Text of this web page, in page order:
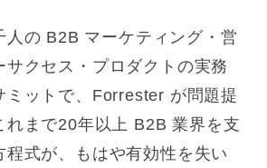
人の B2B マーケティング・営
サクセス・プロダクトの実務
ミットで、Forrester が問題提
れまで20年以上 B2B 業界を支
程式が、もはや有効性を失い